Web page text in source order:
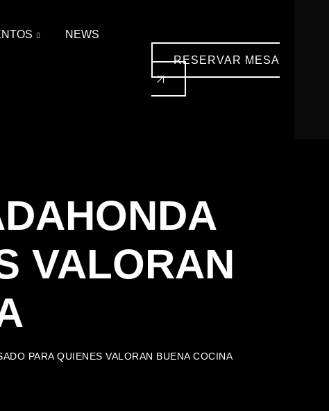
NEWS
RESERVAR MESA
VALORAN
PARA QUIENES VALORAN BUENA COCINA